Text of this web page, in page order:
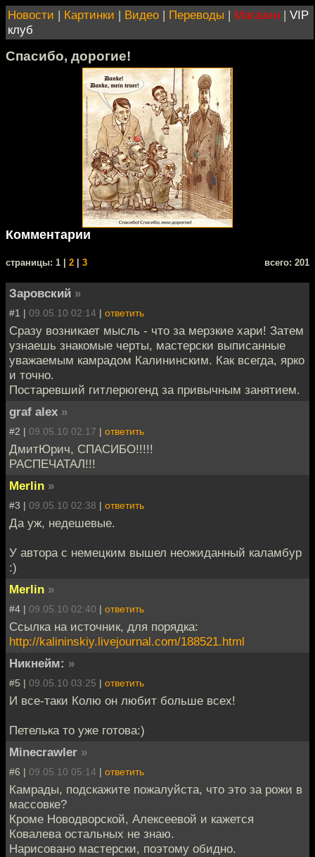
Новости | Картинки | Видео | Переводы | Магазин | VIP
клуб
Спасибо, дорогие!
Комментарии
cтраницы: 1 | 2 3 всего: 201
Заровский »
#1 | 09.05.10 02:14 | ответить
Сразу возникает мысль - что за мерзкие хари! Затем
узнаешь знакомые черты, мастерски выписанные
уважаемым камрадом Калининским. Как всегда, ярко
и точно.
Постаревший гитлерюгенд за привычным занятием.
graf alex »
#2 | 09.05.10 02:17 | ответить
ДмитЮрич, СПАСИБО!!!!!
РАСПЕЧАТАЛ!!!
Merlin »
#3 | 09.05.10 02:38 | ответить
Да уж, недешевые.
У автора с немецким вышел неожиданный каламбур
:)
Merlin »
#4 | 09.05.10 02:40 | ответить
Ссылка на источник, для порядка:
http://kalininskiy.livejournal.com/188521.html
Никнейм: »
#5 | 09.05.10 03:25 | ответить
И все-таки Колю он любит больше всех!
Петелька то уже готова:)
Minecrawler »
#6 | 09.05.10 05:14 | ответить
Камрады, подскажите пожалуйста, что это за рожи в
массовке?
Кроме Новодворской, Алексеевой и кажется
Ковалева остальных не знаю.
Нарисовано мастерски, поэтому обидно.